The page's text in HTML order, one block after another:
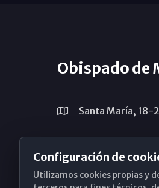
Obispado de
Santa María, 18-
(+34) 952 224
Configuración de
Utilizamos cookies propias y